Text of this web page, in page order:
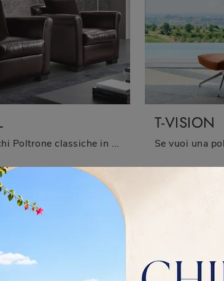
Cerchi Poltrone classiche in pelle? Clicca e ottieni informazioni sul modello Eel di Barzaghi Salotti.
T-VISION